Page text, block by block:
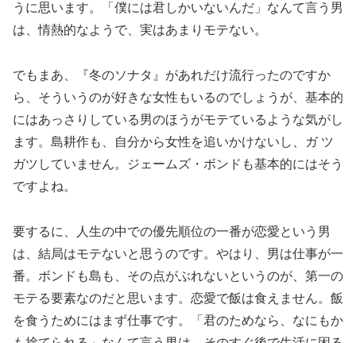
うに思います。「僕には君しかいないんだ」なんて言う男
は、情熱的なようで、実はあまりモテない。
でもまあ、『冬のソナタ』があれだけ流行ったのですか
ら、そういうのが好きな女性もいるのでしょうが、基本的
にはあっさりしている男のほうがモテているような気がし
ます。島耕作も、自分から女性を追いかけないし、ガ ツ
ガツしていません。ジェームズ・ボンドも基本的にはそう
ですよね。
要するに、人生の中での優先順位の一番が恋愛という男
は、結局はモテないと思うのです。やはり、男は仕事が一
番。ボンドも島も、その点がぶれないというのが、第一の
モテる要素なのだと思います。恋愛で飯は食えません。飯
を食うためにはまず仕事です。「君のためなら、なにもか